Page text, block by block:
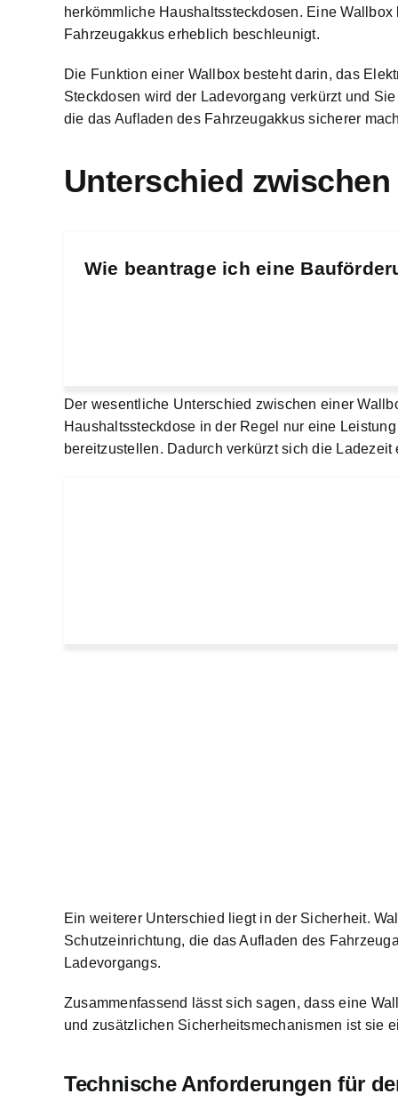
herkömmliche Haushaltssteckdosen. EineWallbox
Fahrzeugakkus erheblich beschleunigt.
Die Funktion einer Wallbox besteht darin, das
Steckdosen wird der Ladevorgang verkürzt und
die das Aufladen des Fahrzeugakkus sicherer
Unterschied
Wie beantrage ich eine
Der wesentliche Unterschied zwischen einer
Haushaltssteckdose in der Regel nur eine
bereitzustellen. Dadurch verkürzt sich die
Ein weiterer Unterschied liegt in der Sicherheit.
Schutzeinrichtung, die das Aufladen des
Ladevorgangs.
Zusammenfassend lässt sich sagen, dass eine
und zusätzlichen Sicherheitsmechanismen ist sie
Technische Anforderungen für